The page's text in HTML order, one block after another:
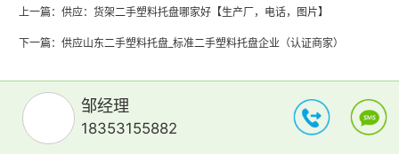
上一篇： 供应：货架二手塑料托盘哪家好【生产厂，电话，图片】
下一篇： 供应山东二手塑料托盘_标准二手塑料托盘企业（认证商家）
邹经理
18353155882